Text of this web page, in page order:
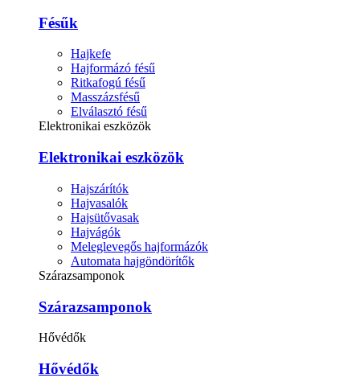
Fésűk
Hajkefe
Hajformázó fésű
Ritkafogú fésű
Masszázsfésű
Elválasztó fésű
Elektronikai eszközök
Elektronikai eszközök
Hajszárítók
Hajvasalók
Hajsütővasak
Hajvágók
Meleglevegős hajformázók
Automata hajgöndörítők
Szárazsamponok
Szárazsamponok
Hővédők
Hővédők